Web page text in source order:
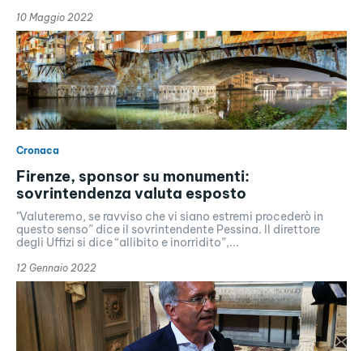
10 Maggio 2022
Cronaca
Firenze, sponsor su monumenti:
sovrintendenza valuta esposto
"Valuteremo, se ravviso che vi siano estremi procederò in
questo senso” dice il sovrintendente Pessina. Il direttore
degli Uffizi si dice “allibito e inorridito”,...
12 Gennaio 2022